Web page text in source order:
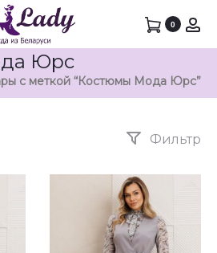
0
Юрс
с меткой “Костюмы Мода Юрс”
Фильтр